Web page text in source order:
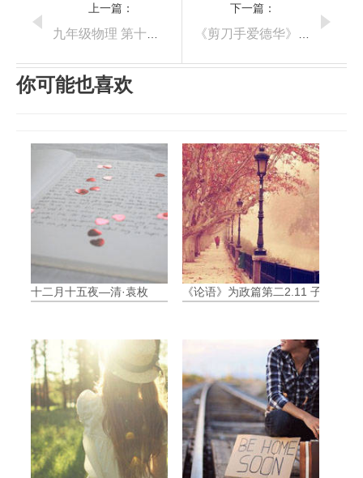
上一篇：
下一篇：
你可能也喜欢
十二月十五夜—清·袁枚 《论语》为政篇第二2.11 子曰:“温